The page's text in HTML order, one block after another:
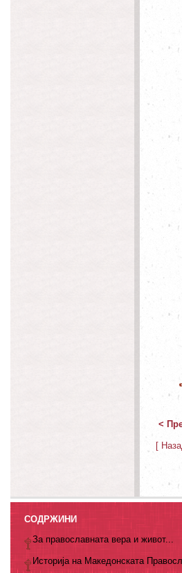
<
[
СОДРЖИНИ
За православната вера и живот...
Историја на Македонската